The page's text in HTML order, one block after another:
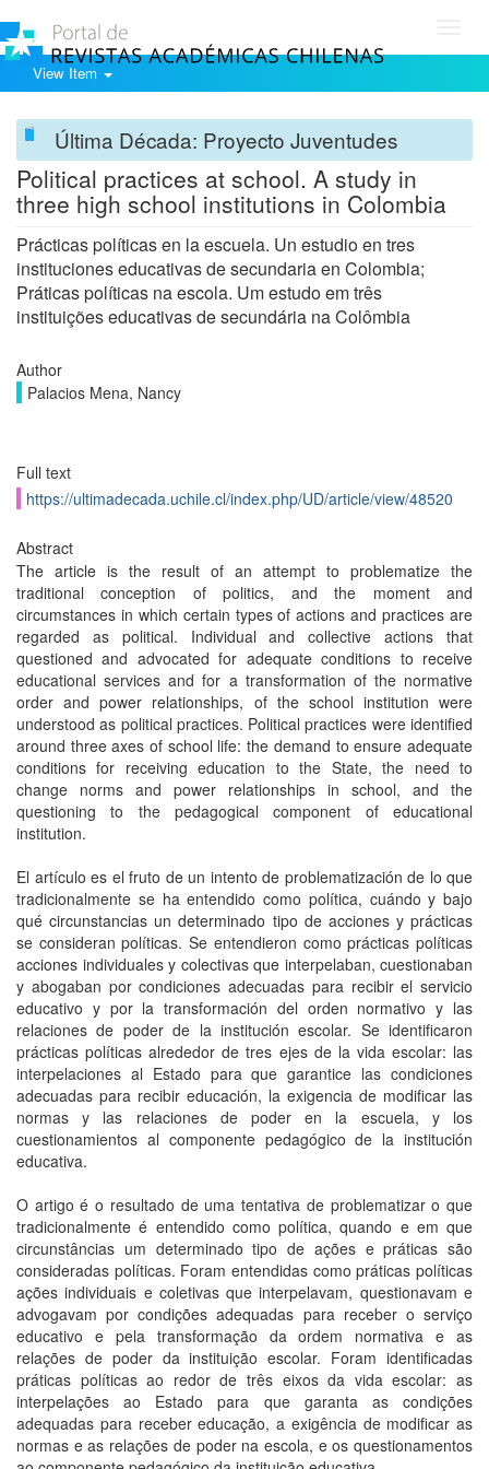
View Item
Última Década: Proyecto Juventudes
Political practices at school. A study in
three high school institutions in Colombia
Prácticas políticas en la escuela. Un estudio en tres
instituciones educativas de secundaria en Colombia;
Práticas políticas na escola. Um estudo em três
instituições educativas de secundária na Colômbia
Author
Palacios Mena, Nancy
Full text
https://ultimadecada.uchile.cl/index.php/UD/article/view/48520
Abstract
The article is the result of an attempt to problematize the
traditional conception of politics, and the moment and
circumstances in which certain types of actions and practices are
regarded as political. Individual and collective actions that
questioned and advocated for adequate conditions to receive
educational services and for a transformation of the normative
order and power relationships, of the school institution were
understood as political practices. Political practices were identified
around three axes of school life: the demand to ensure adequate
conditions for receiving education to the State, the need to
change norms and power relationships in school, and the
questioning to the pedagogical component of educational
institution.
El artículo es el fruto de un intento de problematización de lo que
tradicionalmente se ha entendido como política, cuándo y bajo
qué circunstancias un determinado tipo de acciones y prácticas
se consideran políticas. Se entendieron como prácticas políticas
acciones individuales y colectivas que interpelaban, cuestionaban
y abogaban por condiciones adecuadas para recibir el servicio
educativo y por la transformación del orden normativo y las
relaciones de poder de la institución escolar. Se identificaron
prácticas políticas alrededor de tres ejes de la vida escolar: las
interpelaciones al Estado para que garantice las condiciones
adecuadas para recibir educación, la exigencia de modificar las
normas y las relaciones de poder en la escuela, y los
cuestionamientos al componente pedagógico de la institución
educativa.
O artigo é o resultado de uma tentativa de problematizar o que
tradicionalmente é entendido como política, quando e em que
circunstâncias um determinado tipo de ações e práticas são
consideradas políticas. Foram entendidas como práticas políticas
ações individuais e coletivas que interpelavam, questionavam e
advogavam por condições adequadas para receber o serviço
educativo e pela transformação da ordem normativa e as
relações de poder da instituição escolar. Foram identificadas
práticas políticas ao redor de três eixos da vida escolar: as
interpelações ao Estado para que garanta as condições
adequadas para receber educação, a exigência de modificar as
normas e as relações de poder na escola, e os questionamentos